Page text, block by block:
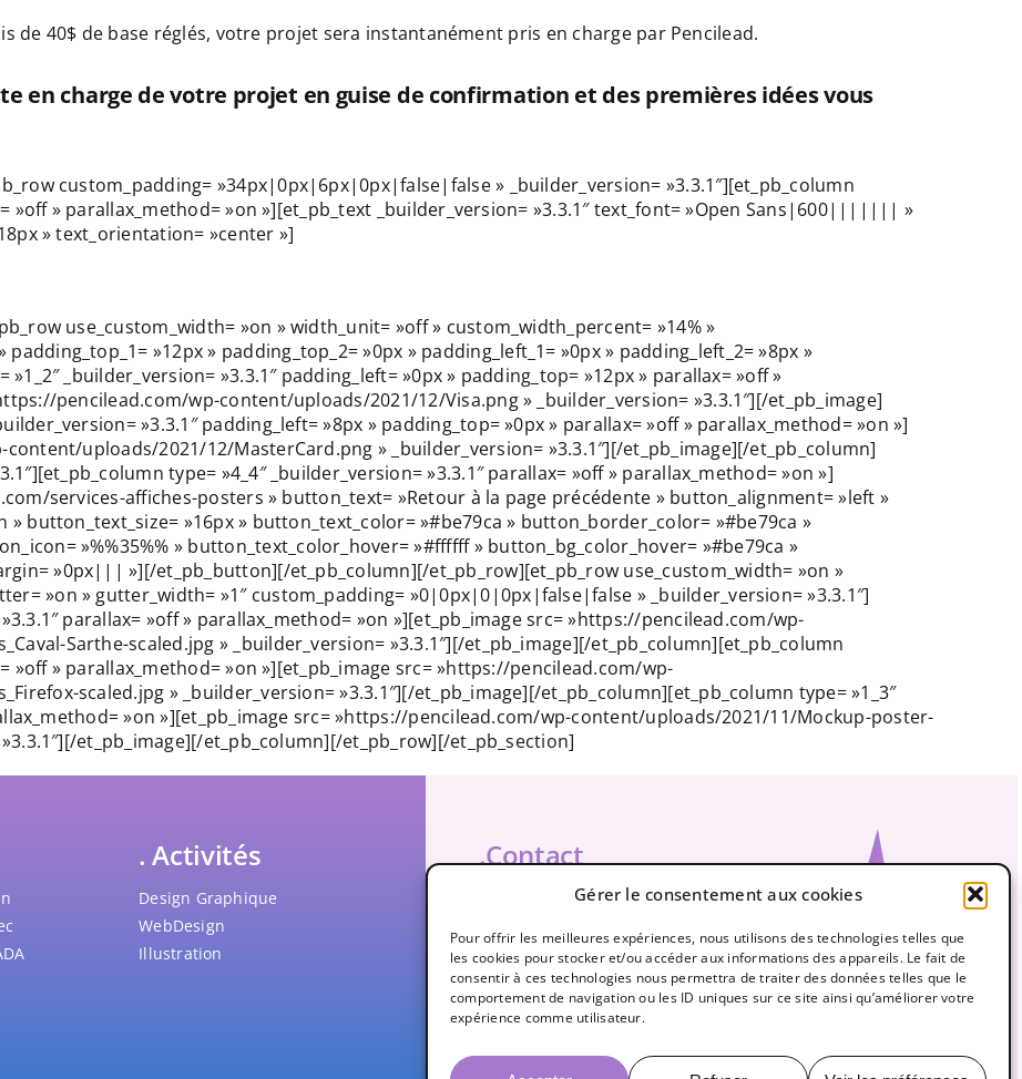
Gérer le consentement aux cookies
Pour offrir les meilleures expériences, nous utilisons des technologies telles que
les cookies pour stocker et/ou accéder aux informations des appareils. Le fait de
consentir à ces technologies nous permettra de traiter des données telles que le
comportement de navigation ou les ID uniques sur ce site ainsi qu’améliorer votre
expérience comme utilisateur.
de 40$ de base réglés, votre projet sera instantanément pris en charge par Pencilead.
en charge de votre projet en guise de confirmation et des premières idées vous
custom_padding= »34px|0px|6px|0px|false|false » _builder_version= »3.3.1″][et_pb_column
»off » parallax_method= »on »][et_pb_text _builder_version= »3.3.1″ text_font= »Open Sans|600||||||| »
» text_orientation= »center »]
use_custom_width= »on » width_unit= »off » custom_width_percent= »14% »
»12px » padding_top_2= »0px » padding_left_1= »0px » padding_left_2= »8px »
»1_2″ _builder_version= »3.3.1″ padding_left= »0px » padding_top= »12px » parallax= »off »
pencilead.com/wp-content/uploads/2021/12/Visa.png » _builder_version= »3.3.1″][/et_pb_image]
»3.3.1″ padding_left= »8px » padding_top= »0px » parallax= »off » parallax_method= »on »]
uploads/2021/12/MasterCard.png » _builder_version= »3.3.1″][/et_pb_image][/et_pb_column]
type= »4_4″ _builder_version= »3.3.1″ parallax= »off » parallax_method= »on »]
services-affiches-posters » button_text= »Retour à la page précédente » button_alignment= »left »
» button_text_size= »16px » button_text_color= »#be79ca » button_border_color= »#be79ca »
»%%35%% » button_text_color_hover= »#ffffff » button_bg_color_hover= »#be79ca »
»0px||| »][/et_pb_button][/et_pb_column][/et_pb_row][et_pb_row use_custom_width= »on »
»on » gutter_width= »1″ custom_padding= »0|0px|0|0px|false|false » _builder_version= »3.3.1″]
parallax= »off » parallax_method= »on »][et_pb_image src= »https://pencilead.com/wp-
Sarthe-scaled.jpg » _builder_version= »3.3.1″][/et_pb_image][/et_pb_column][et_pb_column
»off » parallax_method= »on »][et_pb_image src= »https://pencilead.com/wp-
scaled.jpg » _builder_version= »3.3.1″][/et_pb_image][/et_pb_column][et_pb_column type= »1_3″
»on »][et_pb_image src= »https://pencilead.com/wp-content/uploads/2021/11/Mockup-poster-
et_pb_image][/et_pb_column][/et_pb_row][/et_pb_section]
. Activités
Design Graphique
WebDesign
Illustration
.Contact
pencileadcreation@gmail.com
NEQ – 2279502316